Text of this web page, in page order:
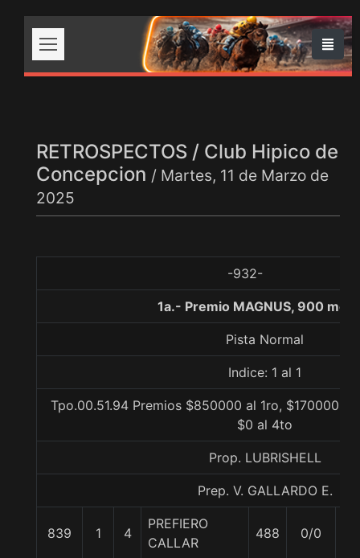
RETROSPECTOS / Club Hipico de
Concepcion / Martes, 11 de Marzo de
2025
-932-
1a.- Premio MAGNUS, 900
Pista Normal
Indice: 1 al 1
Tpo.00.51.94 Premios $850000 al 1ro, $170000
$0 al 4to
Prop. LUBRISHELL
Prep. V. GALLARDO E.
839 1 4
PREFIERO
CALLAR
488 0/0